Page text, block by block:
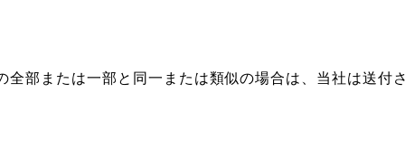
部または一部と同一または類似の場合は、当社は送